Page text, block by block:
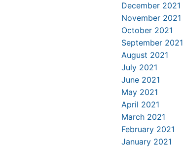
December 2021
November 2021
October 2021
September 2021
August 2021
July 2021
June 2021
May 2021
April 2021
March 2021
February 2021
January 2021